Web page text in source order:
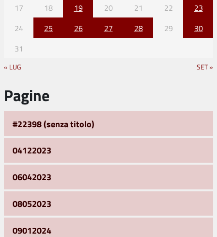
17
18 19 20 21 22
23
24
25 26 27 28 29
30
31
« LUG SET »
Pagine
#22398 (senza titolo)
04122023
06042023
08052023
09012024